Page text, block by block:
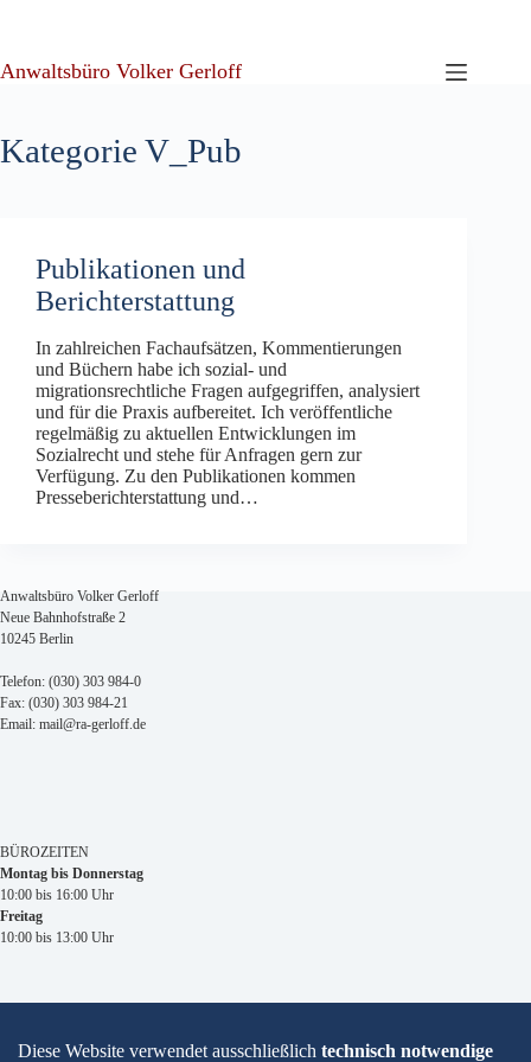
Anwaltsbüro Volker Gerloff
Kategorie V_Pub
Publikationen und
Berichterstattung
In zahlreichen Fachaufsätzen, Kommentierungen
und Büchern habe ich sozial- und
migrationsrechtliche Fragen aufgegriffen, analysiert
und für die Praxis aufbereitet. Ich veröffentliche
regelmäßig zu aktuellen Entwicklungen im
Sozialrecht und stehe für Anfragen gern zur
Verfügung. Zu den Publikationen kommen
Presseberichterstattung und…
Anwaltsbüro Volker Gerloff
Neue Bahnhofstraße 2
10245 Berlin
Telefon: (030) 303 984-0
Fax: (030) 303 984-21
Email: mail@ra-gerloff.de
BÜROZEITEN
Montag bis Donnerstag
10:00 bis 16:00 Uhr
Freitag
10:00 bis 13:00 Uhr